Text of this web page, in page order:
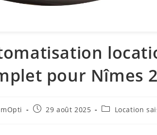
pour Nîmes
29 août 2025 Location